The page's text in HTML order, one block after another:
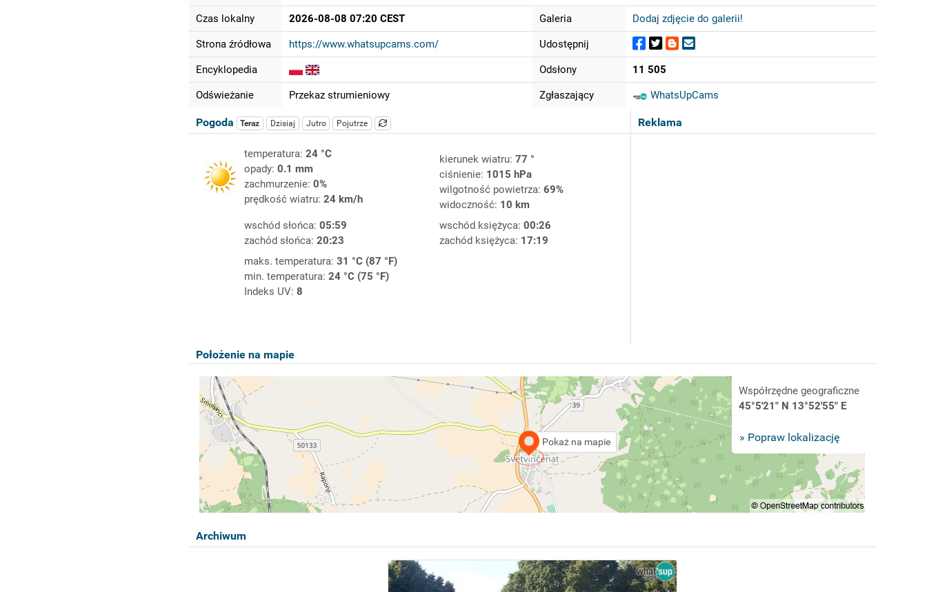
Czas lokalny 2026-08-08 07:20 CEST
Strona źródłowa https://www.whatsupcams.com/
Encyklopedia
Odświeżanie Przekaz strumieniowy
Galeria Dodaj zdjęcie do galerii!
Udostępnij
Odsłony 11 505
Zgłaszający WhatsUpCams
Reklama
Pogoda Teraz Dzisiaj Jutro Pojutrze
temperatura: 24 °C
opady: 0.1 mm
zachmurzenie: 0%
prędkość wiatru: 24 km/h
kierunek wiatru: 77 °
ciśnienie: 1015 hPa
wilgotność powietrza: 69%
widoczność: 10 km
wschód słońca: 05:59
zachód słońca: 20:23
wschód księżyca: 00:26
zachód księżyca: 17:19
maks. temperatura: 31 °C (87 °F)
min. temperatura: 24 °C (75 °F)
Indeks UV: 8
Położenie na mapie
Pokaż na mapie
Współrzędne geograficzne
45°5'21" N 13°52'55" E
» Popraw lokalizację
Archiwum